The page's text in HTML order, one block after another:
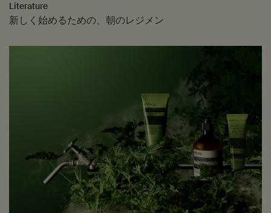
Literature
新しく始めるための、朝のレジメン